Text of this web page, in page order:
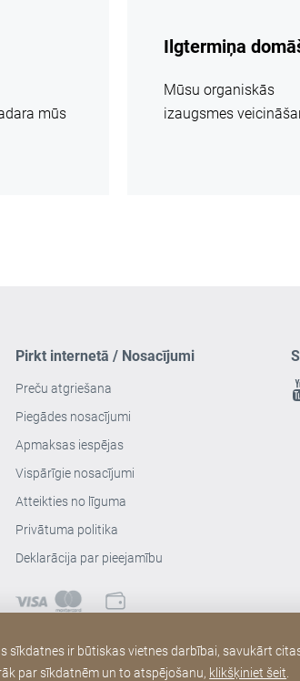
mūs
Ilgtermiņa
Mūsu organiskās
izaugsmes
Pirkt internetā / Nosacījumi
Preču atgriešana
Piegādes nosacījumi
Apmaksas iespējas
Vispārīgie nosacījumi
Atteikties no līguma
Privātuma politika
Deklarācija par pieejamību
sīkdatnes ir būtiskas vietnes darbībai, savukārt
par sīkdatnēm un to atspējošanu, klikšķiniet šeit